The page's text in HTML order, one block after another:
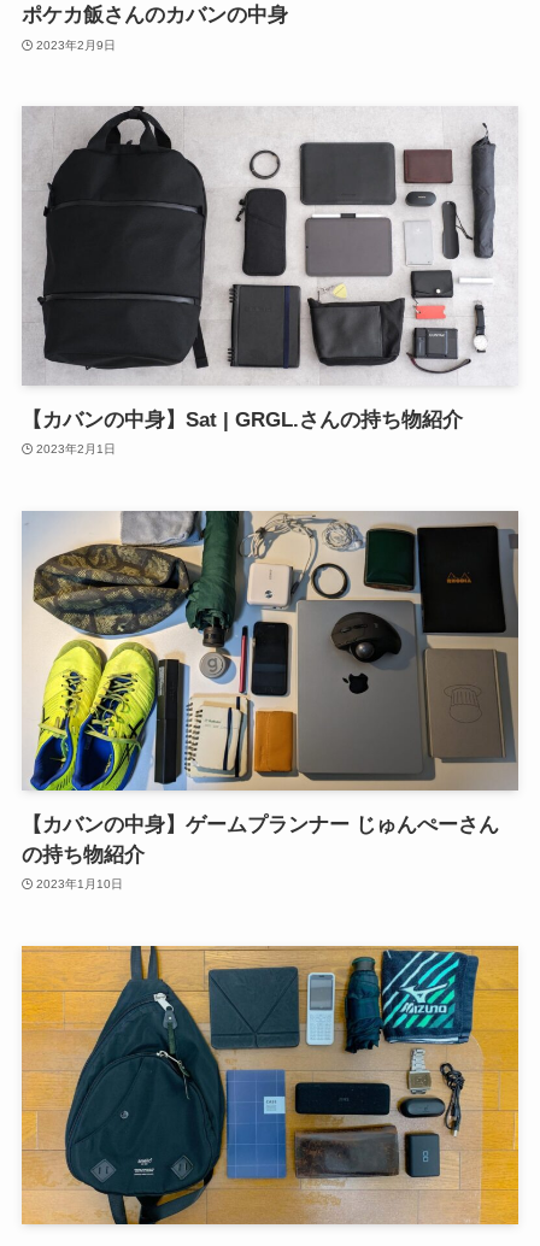
ポケカ飯さんのカバンの中身
2023年2月9日
【カバンの中身】Sat | GRGL.さんの持ち物紹介
2023年2月1日
【カバンの中身】ゲームプランナー じゅんぺーさん
の持ち物紹介
2023年1月10日